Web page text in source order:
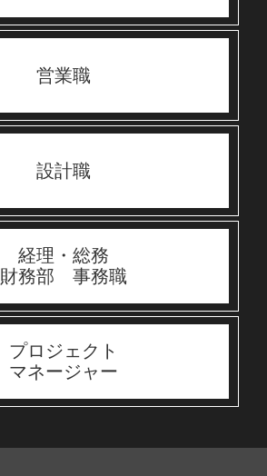
営業職
設計職
経理・総務
財務部 事務職
プロジェクト
マネージャー